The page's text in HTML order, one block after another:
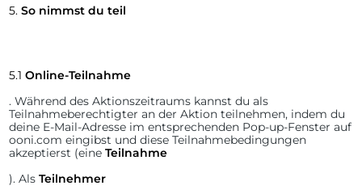
5. So nimmst du teil
5.1Online-Teilnahme
. Während des Aktionszeitraums kannst du als
Teilnahmeberechtigter an der Aktion teilnehmen, indem du
deine E-Mail-Adresse im entsprechenden Pop-up-Fenster auf
ooni.com eingibst und diese Teilnahmebedingungen
akzeptierst (eineTeilnahme
). AlsTeilnehmer